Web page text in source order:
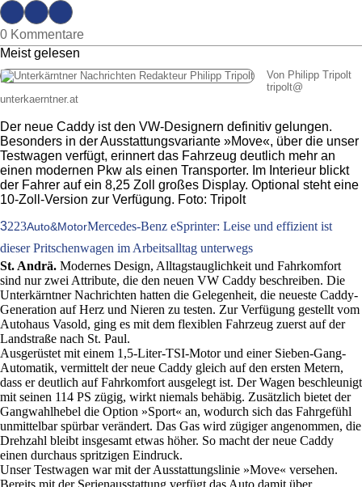
0 Kommentare
Meist gelesen
Von Philipp Tripolt
tripolt@
unterkaerntner.at
Der neue Caddy ist den VW-Designern definitiv gelungen.
Besonders in der Ausstattungsvariante »Move«, über die unser
Testwagen verfügt, erinnert das Fahrzeug deutlich mehr an
einen modernen Pkw als einen Transporter. Im Interieur blickt
der Fahrer auf ein 8,25 Zoll großes Display. Optional steht eine
10-Zoll-Version zur Verfügung. Foto: Tripolt
3223Auto&MotorMercedes-Benz eSprinter: Leise und effizient ist
dieser Pritschenwagen im Arbeitsalltag unterwegs
St. Andrä. Modernes Design, Alltagstauglichkeit und Fahrkomfort
sind nur zwei Attribute, die den neuen VW Caddy beschreiben. Die
Unterkärntner Nachrichten hatten die Gelegenheit, die neueste Caddy-
Generation auf Herz und Nieren zu testen. Zur Verfügung gestellt vom
Autohaus Vasold, ging es mit dem flexiblen Fahrzeug zuerst auf der
Landstraße nach St. Paul.
Ausgerüstet mit einem 1,5-Liter-TSI-Motor und einer Sieben-Gang-
Automatik, vermittelt der neue Caddy gleich auf den ersten Metern,
dass er deutlich auf Fahrkomfort ausgelegt ist. Der Wagen beschleunigt
mit seinen 114 PS zügig, wirkt niemals behäbig. Zusätzlich bietet der
Gangwahlhebel die Option »Sport« an, wodurch sich das Fahrgefühl
unmittelbar spürbar verändert. Das Gas wird zügiger angenommen, die
Drehzahl bleibt insgesamt etwas höher. So macht der neue Caddy
einen durchaus spritzigen Eindruck.
Unser Testwagen war mit der Ausstattungslinie »Move« versehen.
Bereits mit der Serienausstattung verfügt das Auto damit über